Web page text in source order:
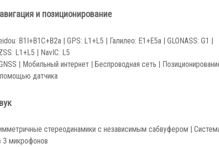
и позиционирование
B1I+B1C+B2a | GPS: L1+L5 | Галилео: E1+E5a | GLONASS: G1 |
L1+L5 | NavIC: L5
| Мобильный интернет | Беспроводная сеть |
датчика
стереодинамики с независимым сабвуфером |
3 микрофонов